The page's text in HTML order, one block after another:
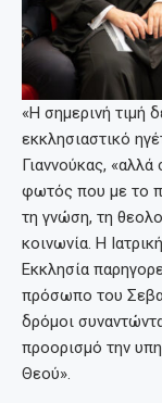
«Η σημερινή τιμή
εκκλησιαστικό
Γιαννούκας,
φωτός που με το
τη γνώση, τη
κοινωνία. Η
Εκκλησία
πρόσωπο του
δρόμοι
προορισμό την
Θεού».